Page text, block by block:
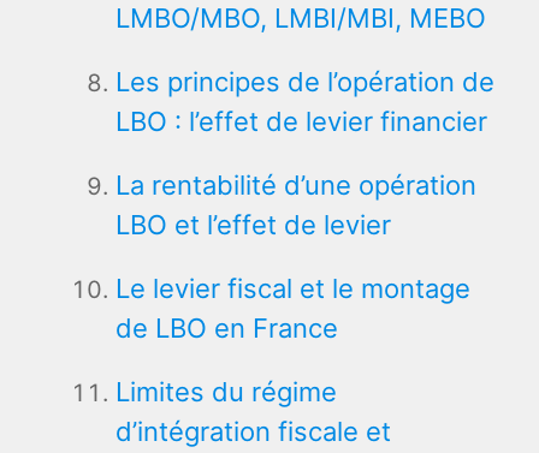
LMBO/MBO, LMBI/MBI, MEBO
Les principes de l’opération de
LBO : l’effet de levier financier
La rentabilité d’une opération
LBO et l’effet de levier
Le levier fiscal et le montage
de LBO en France
Limites du régime
d’intégration fiscale et